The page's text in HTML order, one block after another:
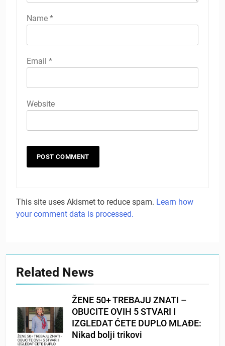
Name *
Email *
Website
This site uses Akismet to reduce spam. Learn how
your comment data is processed.
Related News
ŽENE 50+ TREBAJU ZNATI –
OBUCITE OVIH 5 STVARI I
IZGLEDAT ĆETE DUPLO MLAĐE:
Nikad bolji trikovi